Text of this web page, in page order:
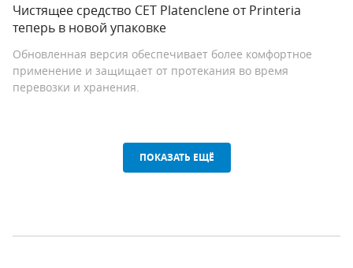
Чистящее средство СЕТ Platenclene от Printeria
теперь в новой упаковке
Обновленная версия обеспечивает более комфортное
применение и защищает от протекания во время
перевозки и хранения.
ПОКАЗАТЬ ЕЩЁ